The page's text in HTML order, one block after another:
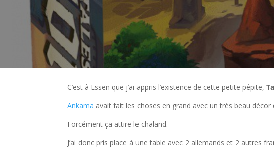
C’est à Essen que j’ai appris l’existence de cette petite pépite,
Ankama avait fait les choses en grand avec un très beau
Forcément ça attire le chaland.
J’ai donc pris place à une table avec 2 allemands et 2 autres